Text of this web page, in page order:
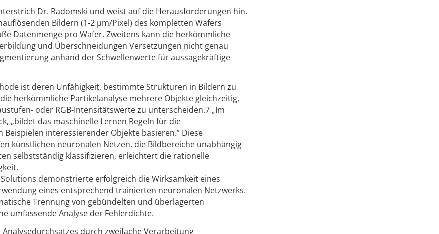
Dr. Radomski und weist auf die Herausforderungen hin.
Bildern (1-2 µm/Pixel) des kompletten Wafers
Datenmenge pro Wafer. Zweitens kann die herkömmliche
und Überschneidungen Versetzungen nicht genau
anhand der Schwellenwerte für aussage­kräftige
ist deren Unfähigkeit, bestimmte Strukturen in Bildern zu
herkömmliche Partikelanalyse mehrere Objekte gleichzeitig,
oder RGB-Intensitätswerte zu unterscheiden.7 „Im
„bildet das maschinelle Lernen Regeln für die
interessierender Objekte basieren.” Diese
künstlichen neuronalen Netzen, die Bildbereiche unabhängig
selbstständig klassifizieren, erleichtert die rationelle
demonstrierte erfolgreich die Wirksamkeit eines
eines entsprechend trainierten neuronalen Netzwerks.
Trennung von gebündelten und überlagerten
umfassende Analyse der Fehlerdichte.
durch zweifache Verarbeitung